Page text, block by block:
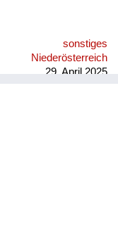
sonstiges
Niederösterreich
29. April 2025